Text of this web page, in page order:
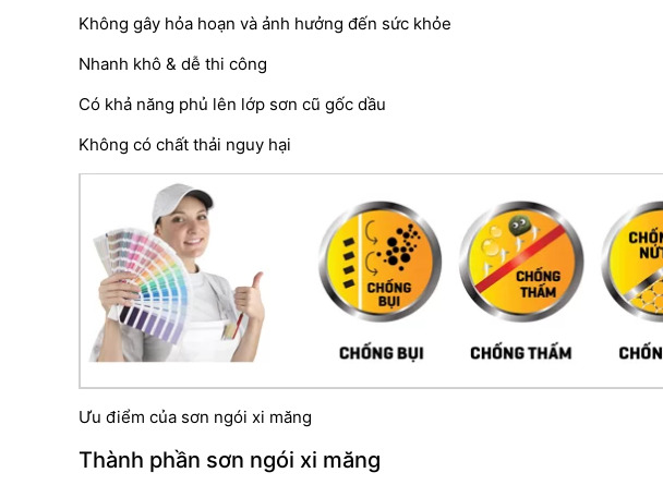
Không gây hỏa hoạn và ảnh hưởng đến sức khỏe
Nhanh khô & dễ thi công
Có khả năng phủ lên lớp sơn cũ gốc dầu
Không có chất thải nguy hại
Ưu điểm của sơn ngói xi măng
Thành phần sơn ngói xi măng